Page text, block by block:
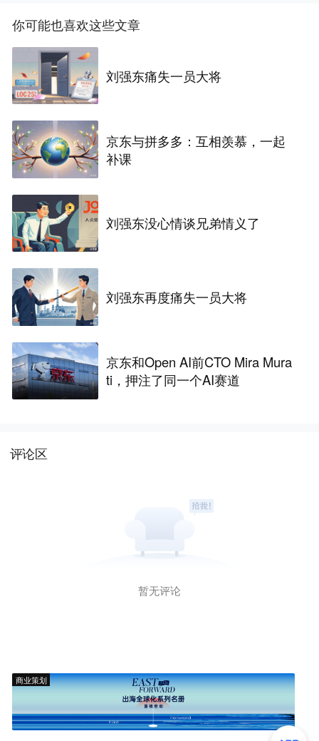
你可能也喜欢这些文章
刘强东痛失一员大将
京东与拼多多：互相羡慕，一起
补课
刘强东没心情谈兄弟情义了
刘强东再度痛失一员大将
京东和Open AI前CTO Mira Mura
ti，押注了同一个AI赛道
评论区
暂无评论
商业策划